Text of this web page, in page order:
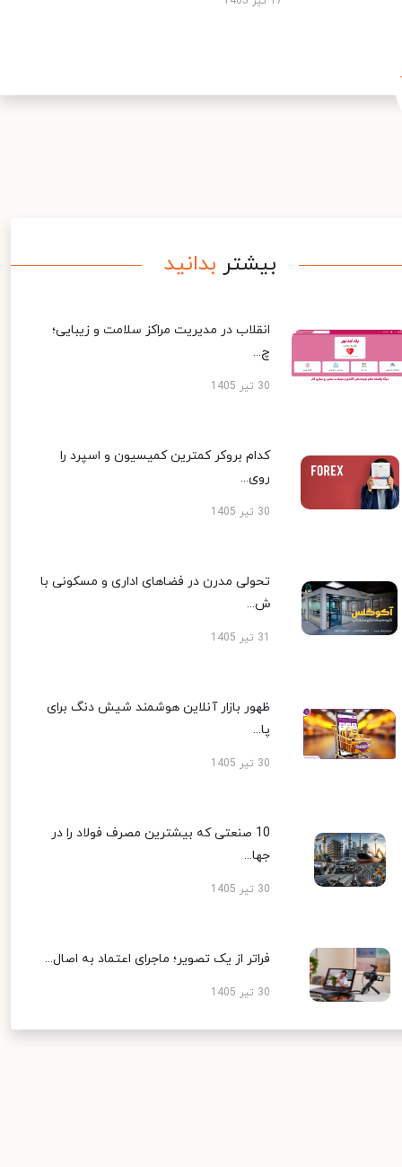
بیشتر بدانید
انقلاب در مدیریت مراکز سلامت و زیبایی؛
چ...
30 تیر 1405
کدام بروکر کمترین کمیسیون و اسپرد را
روی...
30 تیر 1405
تحولی مدرن در فضاهای اداری و مسکونی با
ش...
ظهور بازار آنلاین هوشمند شیش دنگ برای
پا...
30 تیر 1405
10 صنعتی که بیشترین مصرف فولاد را در
جها...
30 تیر 1405
فراتر از یک تصویر؛ ماجرای اعتماد به اصال...
30 تیر 1405